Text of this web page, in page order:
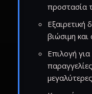
προστασία
Εξαιρετική
βιώσιμη
Επιλογή